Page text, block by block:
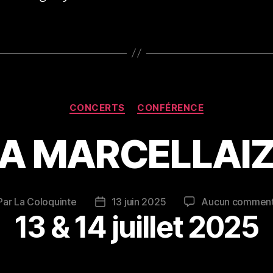
Catégories
CONCERTS CONFÉRENCE
La Coloquinte
Date
de
l’article
13 juin 2025 Aucun
13 & 14 juillet 2025